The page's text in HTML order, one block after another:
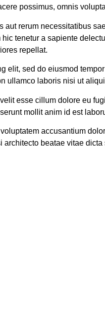
possimus, omnis
aut rerum necessitatibus
tenetur a sapiente
repellat.
elit, sed do eiusmod
ullamco laboris nisi ut
esse cillum dolore eu
mollit anim id est
accusantium
beatae vitae dicta